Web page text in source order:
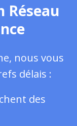
Réseau
nous vous
délais :
des